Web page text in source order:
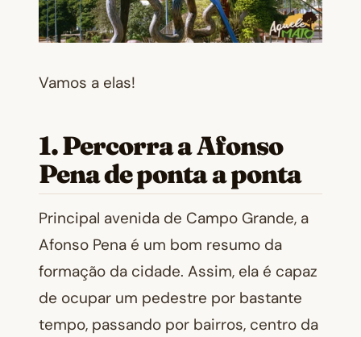
Vamos a elas!
1. Percorra a Afonso
Pena de ponta a ponta
Principal avenida de Campo Grande, a
Afonso Pena é um bom resumo da
formação da cidade. Assim, ela é capaz
de ocupar um pedestre por bastante
tempo, passando por bairros, centro da